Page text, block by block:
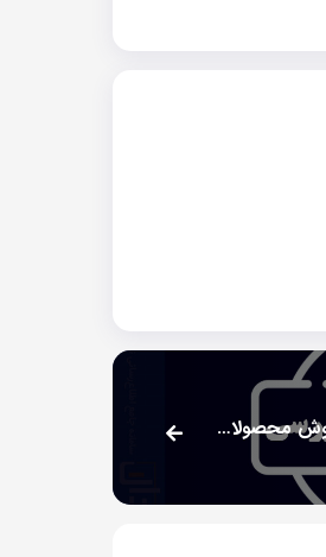
مجوز تغییر بیش از 10 درصد در نرخ فروش محصولات شرکت لامیران